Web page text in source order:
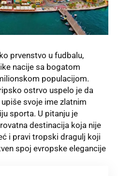
prvenstvo u fudbalu,
nacije sa bogatom
populacijom.
ostrvo uspelo je da
svoje ime zlatnim
sporta. U pitanju je
destinacija koja nije
i pravi tropski dragulj koji
spoj evropske elegancije